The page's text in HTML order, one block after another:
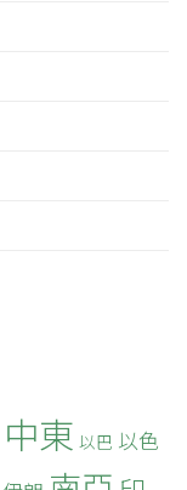
中東 以巴 以色